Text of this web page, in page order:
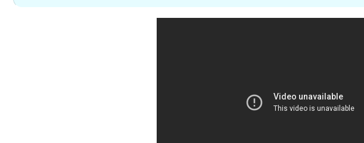
александр птичкин - обзор инструмента puppet pin tool. анимация гусеницы.